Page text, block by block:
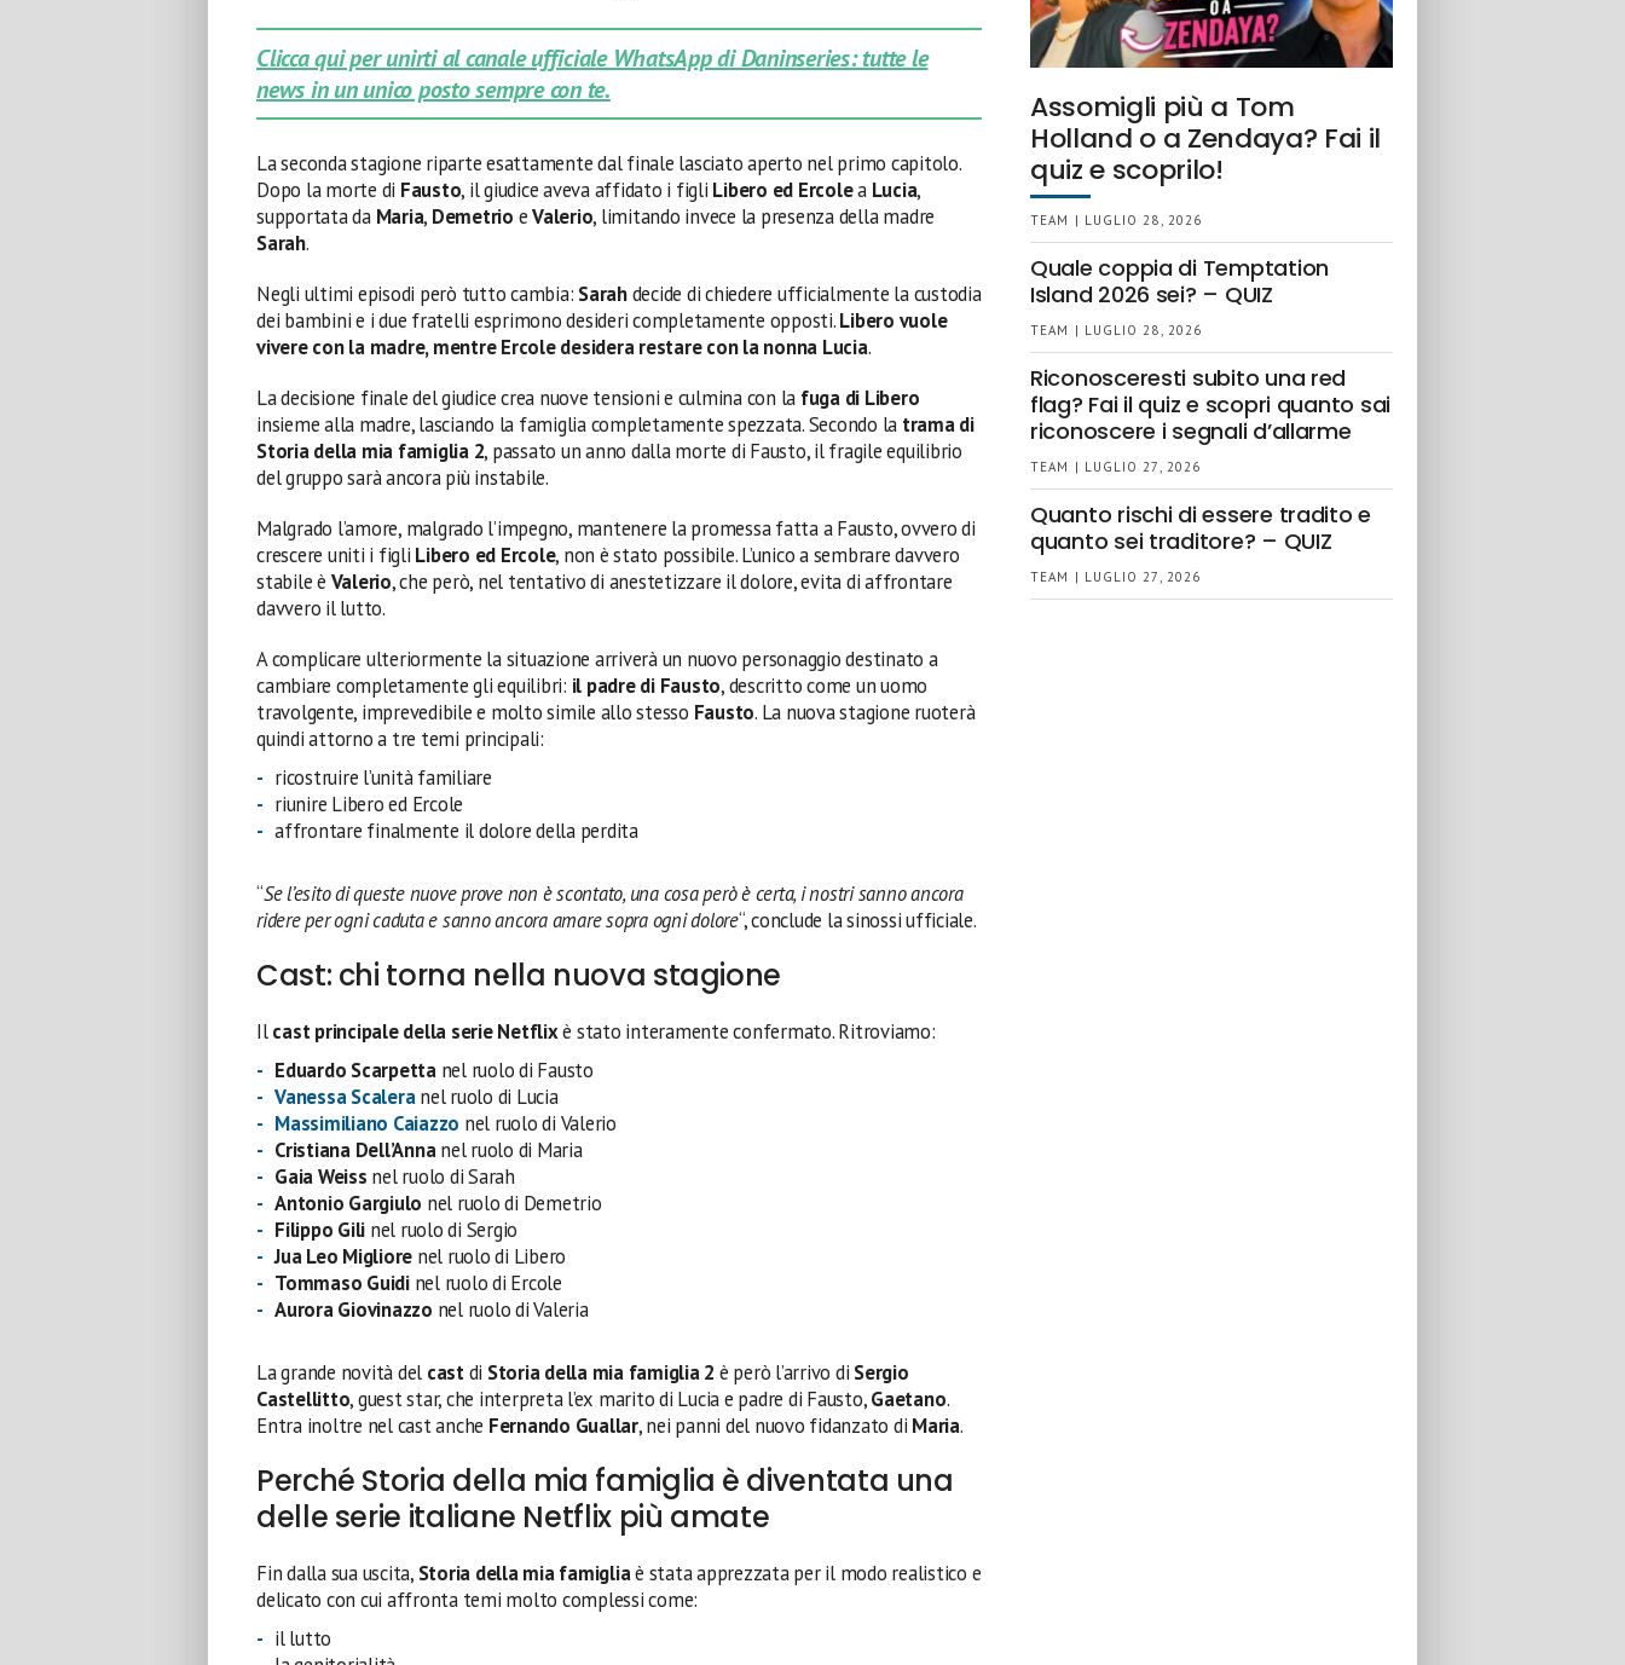
Clicca qui per unirti al canale ufficiale WhatsApp di Daninseries: tutte le
news in un unico posto sempre con te.
La seconda stagione riparte esattamente dal finale lasciato aperto nel primo capitolo.
Dopo la morte di Fausto, il giudice aveva affidato i figli Libero ed Ercolea Lucia,
supportata da Maria, Demetrio eValerio, limitando invece la presenza della madre
Sarah.
Negli ultimi episodi però tutto cambia: Sarahdecide di chiedere ufficialmente la custodia
dei bambini e i due fratelli esprimono desideri completamente opposti.Libero vuole
vivere con la madre, mentre Ercole desidera restare con la nonna Lucia.
La decisione finale del giudice crea nuove tensioni e culmina con la fuga di Libero
insieme alla madre, lasciando la famiglia completamente spezzata. Secondo la trama di
Storia della mia famiglia 2, passato un anno dalla morte di Fausto, il fragile equilibrio
del gruppo sarà ancora più instabile.
Malgrado l’amore, malgrado l’impegno, mantenere la promessa fatta a Fausto, ovvero di
crescere uniti i figli Libero ed Ercole, non è stato possibile. L’unico a sembrare davvero
stabile è Valerio, che però, nel tentativo di anestetizzare il dolore, evita di affrontare
davvero il lutto.
A complicare ulteriormente la situazione arriverà un nuovo personaggio destinato a
cambiare completamente gli equilibri: il padre di Fausto, descritto come un uomo
travolgente, imprevedibile e molto simile allo stesso Fausto. La nuova stagione ruoterà
quindi attorno a tre temi principali:
ricostruire l’unità familiare
riunire Libero ed Ercole
affrontare finalmente il dolore della perdita
“Se l’esito di queste nuove prove non è scontato, una cosa però è certa, i nostri sanno ancora
ridere per ogni caduta e sanno ancora amare sopra ogni dolore“, conclude la sinossi ufficiale.
Cast: chi torna nella nuova stagione
Ilcast principale della serie Netflixè stato interamente confermato. Ritroviamo:
Eduardo Scarpettanel ruolo di Fausto
Vanessa Scaleranel ruolo di Lucia
Massimiliano Caiazzo nel ruolo di Valerio
Cristiana Dell’Annanel ruolo di Maria
Gaia Weiss nel ruolo di Sarah
Antonio Gargiulo nel ruolo di Demetrio
Filippo Gili nel ruolo di Sergio
Jua Leo Migliore nel ruolo di Libero
Tommaso Guidinel ruolo di Ercole
Aurora Giovinazzo nel ruolo di Valeria
La grande novità del castdi Storia della mia famiglia 2 è però l’arrivo di Sergio
Castellitto, guest star, che interpreta l’ex marito di Lucia e padre di Fausto,Gaetano.
Entra inoltre nel cast anche Fernando Guallar, nei panni del nuovo fidanzato di Maria.
Perché Storia della mia famiglia è diventata una
delle serie italiane Netflix più amate
Fin dalla sua uscita, Storia della mia famigliaè stata apprezzata per il modo realistico e
delicato con cui affronta temi molto complessi come:
il lutto
Assomigli più a Tom
Holland o a Zendaya? Fai il
quiz e scoprilo!
TEAM | LUGLIO 28, 2026
Quale coppia di Temptation
Island 2026 sei? – QUIZ
TEAM | LUGLIO 28, 2026
Riconosceresti subito una red
flag? Fai il quiz e scopri quanto sai
riconoscere i segnali d’allarme
TEAM | LUGLIO 27, 2026
Quanto rischi di essere tradito e
quanto sei traditore? – QUIZ
TEAM | LUGLIO 27, 2026